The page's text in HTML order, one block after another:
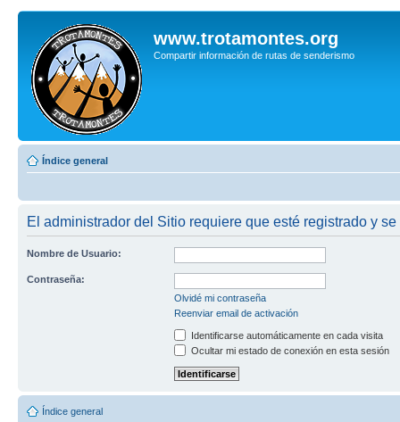
www.trotamontes.org
Compartir información de rutas de senderismo
Índice general
El administrador del Sitio requiere que esté registrado y
Nombre de Usuario:
Contraseña:
Olvidé mi contraseña
Reenviar email de activación
Identificarse automáticamente en cada visita
Ocultar mi estado de conexión en esta sesión
Índice general